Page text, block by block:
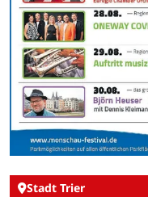
Stadt Trier